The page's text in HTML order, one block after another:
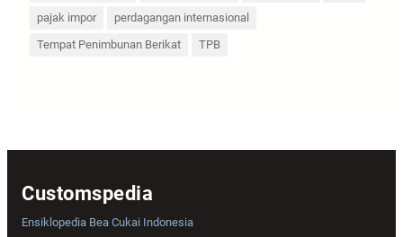
pajak impor
perdagangan internasional
Tempat Penimbunan Berikat
TPB
Customspedia
Ensiklopedia Bea Cukai Indonesia